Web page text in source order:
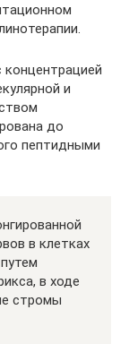
концентрацией
и
до
пептидными
в клетках
в ходе
стромы